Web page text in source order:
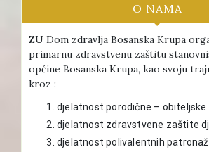
O NAMA
ZU Dom zdravlja Bosanska Krupa
primarnu zdravstvenu zaštitu
općine Bosanska Krupa, kao svoju
kroz :
djelatnost porodične – obiteljske
djelatnost zdravstvene zaštite
djelatnost polivalentnih